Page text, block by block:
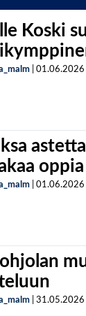
Koski
01.06.2026
oppia
01.06.2026
31.05.2026